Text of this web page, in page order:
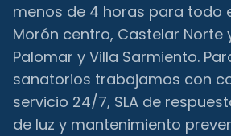
menos de 4 horas para todo
Morón centro, Castelar Norte
Palomar y Villa Sarmiento.
sanatorios trabajamos con
servicio 24/7, SLA de
de luz y mantenimiento